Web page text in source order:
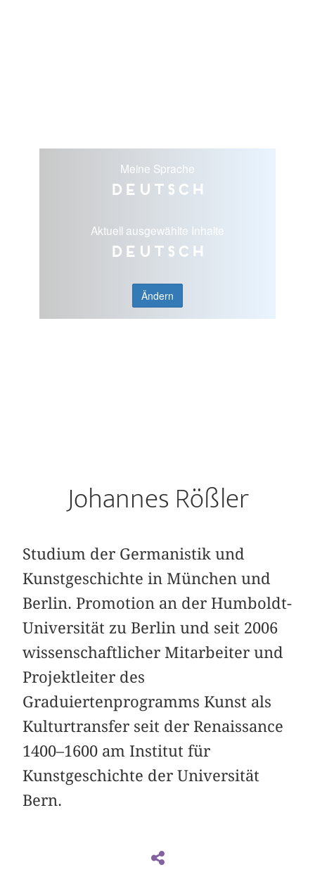
Meine Sprache
Deutsch
Aktuell ausgewählte Inhalte
Deutsch
Ändern
Johannes Rößler
Studium der Germanistik und
Kunstgeschichte in München und
Berlin. Promotion an der Humboldt-
Universität zu Berlin und seit 2006
wissenschaftlicher Mitarbeiter und
Projektleiter des
Graduiertenprogramms Kunst als
Kulturtransfer seit der Renaissance
1400–1600 am Institut für
Kunstgeschichte der Universität
Bern.